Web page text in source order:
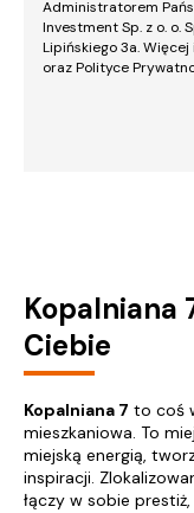
Administratorem
Investment Sp. z o. o.
Lipińskiego 3a.
oraz Polityce
Kopalniana
Ciebie
Kopalniana 7 to coś
mieszkaniowa. To
miejską energią,
inspiracji.
łączy w sobie